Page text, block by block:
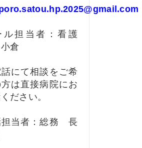
ル担当者：看護
倉
にて相談をご希
は直接病院にお
ださい。
担当者：総務 長